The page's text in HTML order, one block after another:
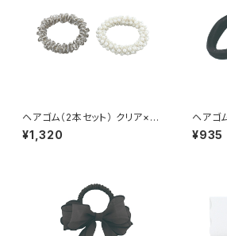
ヘアゴム（2本セット） クリア×パ
ール HHG1131-GY（グレー）
¥1,320
ヘアゴ
¥935